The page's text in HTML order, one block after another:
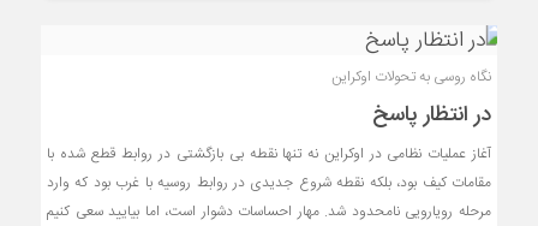
نگاه روسی به تحولات اوکراین
در انتظار پاسخ
آغاز عملیات نظامی در اوکراین نه تنها نقطه بی بازگشتی در روابط قطع شده با
مقامات کیف بود، بلکه نقطه شروع جدیدی در روابط روسیه با غرب بود که وارد
مرحله رویارویی نامحدود شد. مهار احساسات دشوار است، اما بیایید سعی کنیم